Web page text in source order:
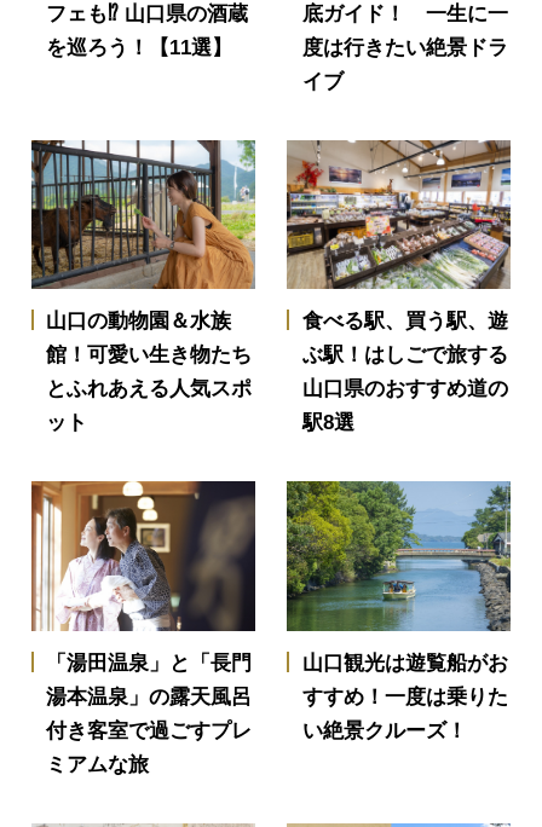
フェも⁉ 山口県の酒蔵
を巡ろう！【11選】
底ガイド！ 一生に一
度は行きたい絶景ドラ
イブ
山口の動物園＆水族
館！可愛い生き物たち
とふれあえる人気スポ
ット
食べる駅、買う駅、遊
ぶ駅！はしごで旅する
山口県のおすすめ道の
駅8選
「湯田温泉」と「長門
湯本温泉」の露天風呂
付き客室で過ごすプレ
ミアムな旅
山口観光は遊覧船がお
すすめ！一度は乗りた
い絶景クルーズ！